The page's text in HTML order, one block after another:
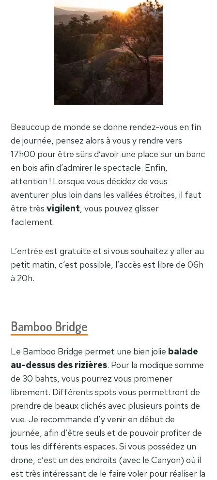
Beaucoup de monde se donne rendez-vous en fin
de journée, pensez alors à vous y rendre vers
17h00 pour être sûrs d’avoir une place sur un banc
en bois afin d’admirer le spectacle. Enfin,
attention ! Lorsque vous décidez de vous
aventurer plus loin dans les vallées étroites, il faut
être très vigilent, vous pouvez glisser
facilement.
L’entrée est gratuite et si vous souhaitez y aller au
petit matin, c’est possible, l’accès est libre de 06h
à 20h.
Bamboo Bridge
Le Bamboo Bridge permet une bien jolie balade
au-dessus des rizières. Pour la modique somme
de 30 bahts, vous pourrez vous promener
librement. Différents spots vous permettront de
prendre de beaux clichés avec plusieurs points de
vue. Je recommande d’y venir en début de
journée, afin d’être seuls et de pouvoir profiter de
tous les différents espaces. Si vous possédez un
drone, c’est un des endroits (avec le Canyon) où il
est très intéressant de le faire voler pour réaliser la